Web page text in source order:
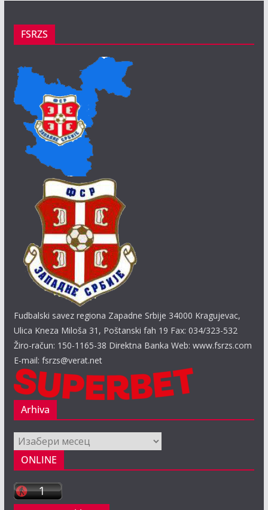
FSRZS
Fudbalski savez regiona Zapadne Srbije 34000 Kragujevac,
Ulica Kneza Miloša 31, Poštanski fah 19 Fax: 034/323-532
Žiro-račun: 150-1165-38 Direktna Banka Web: www.fsrzs.com
E-mail: fsrzs@verat.net
Arhiva
Arhiva
ONLINE